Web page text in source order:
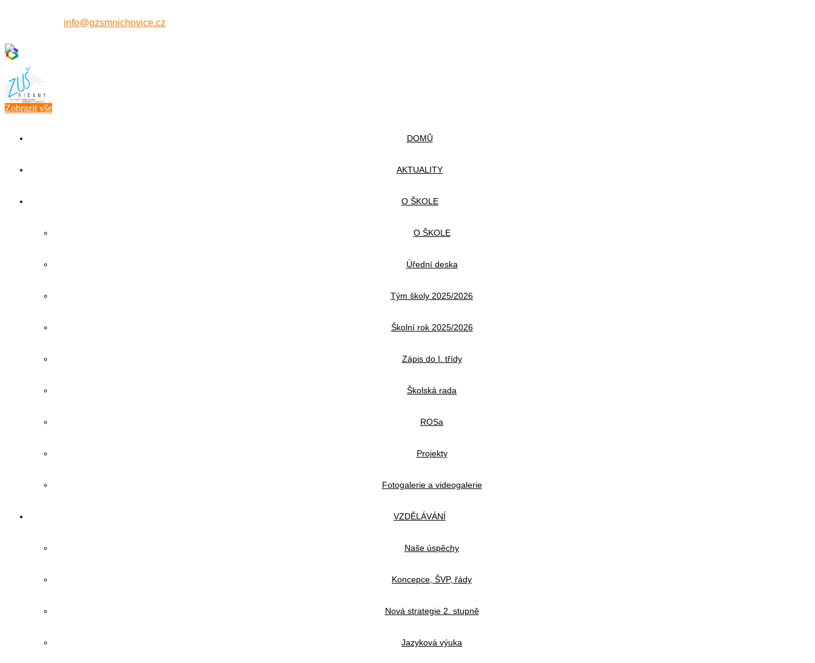
info@gzsmnichovice.cz
Zobrazit vše
DOMŮ
AKTUALITY
O ŠKOLE
O ŠKOLE
Úřední deska
Tým školy 2025/2026
Školní rok 2025/2026
Zápis do I. třídy
Školská rada
ROSa
Projekty
Fotogalerie a videogalerie
VZDĚLÁVÁNÍ
Naše úspěchy
Koncepce, ŠVP, řády
Nová strategie 2. stupně
Jazyková výuka